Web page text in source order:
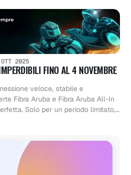
2025
FINO AL 4 NOVEMBRE
veloce, stabile e
Fibra Aruba e Fibra Aruba All-In
Solo per un periodo limitato,…